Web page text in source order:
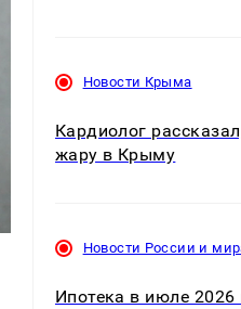
Новости Крыма
Кардиолог
жару в Крыму
Новости России и
Ипотека в июле 2026